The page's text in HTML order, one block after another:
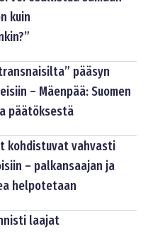
kuin
pääsyn
– Mäenpää: Suomen
päätöksestä
kohdistuvat vahvasti
– palkansaajan ja
helpotetaan
laajat